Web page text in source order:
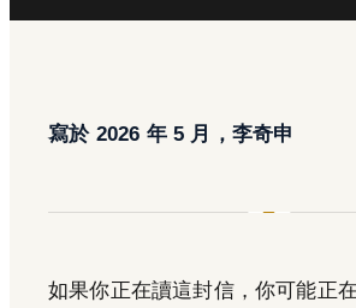
寫於 2026 年 5 月，李奇申
如果你正在讀這封信，你可能正